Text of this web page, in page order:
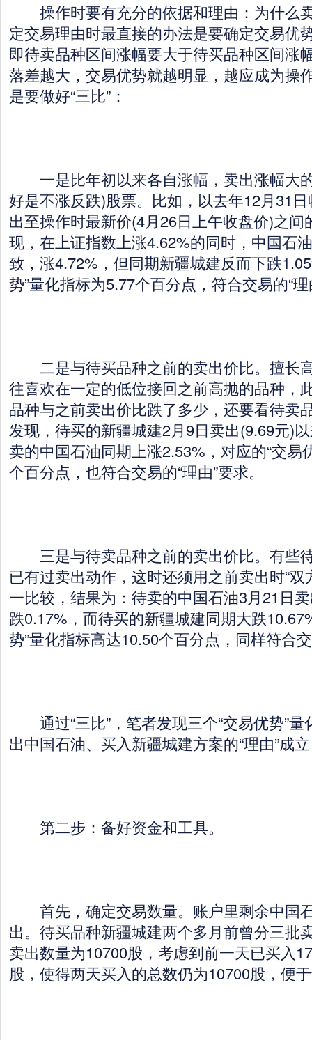
操作时要有充分的依据和理由：为什么
定交易理由时最直接的办法是要确定交易优
即待卖品种区间涨幅要大于待买品种区间涨
落差越大，交易优势就越明显，越应成为操
是要做好“三比”：
一是比年初以来各自涨幅，卖出涨幅大
好是不涨反跌)股票。比如，以去年12月31
出至操作时最新价(4月26日上午收盘价)之间
现，在上证指数上涨4.62%的同时，中国石
致，涨4.72%，但同期新疆城建反而下跌
势”量化指标为5.77个百分点，符合交易的“
二是与待买品种之前的卖出价比。擅长
往喜欢在一定的低位接回之前高抛的品种，
品种与之前卖出价比跌了多少，还要看待卖
发现，待买的新疆城建2月9日卖出(9.69元)
卖的中国石油同期上涨2.53%，对应的“交易
个百分点，也符合交易的“理由”要求。
三是与待卖品种之前的卖出价比。有些
已有过卖出动作，这时还须用之前卖出时“双
一比较，结果为：待卖的中国石油3月21日
跌0.17%，而待买的新疆城建同期大跌
势”量化指标高达10.50个百分点，同样符合
通过“三比”，笔者发现三个“交易优势”量
出中国石油、买入新疆城建方案的“理由”成
第二步：备好资金和工具。
首先，确定交易数量。账户里剩余中国
出。待买品种新疆城建两个多月前曾分三批
卖出数量为10700股，考虑到前一天已买入
股，使得两天买入的总数仍为10700股，便